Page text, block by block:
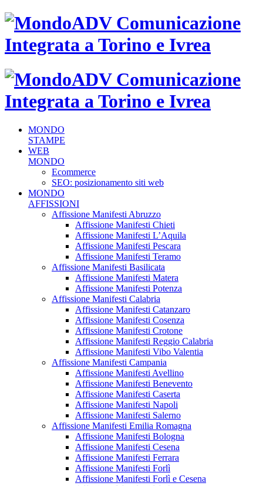
MONDO
STAMPE
WEB
MONDO
Ecommerce
SEO: posizionamento siti web
MONDO
AFFISSIONI
Affissione Manifesti Abruzzo
Affissione Manifesti Chieti
Affissione Manifesti L’Aquila
Affissione Manifesti Pescara
Affissione Manifesti Teramo
Affissione Manifesti Basilicata
Affissione Manifesti Matera
Affissione Manifesti Potenza
Affissione Manifesti Calabria
Affissione Manifesti Catanzaro
Affissione Manifesti Cosenza
Affissione Manifesti Crotone
Affissione Manifesti Reggio Calabria
Affissione Manifesti Vibo Valentia
Affissione Manifesti Campania
Affissione Manifesti Avellino
Affissione Manifesti Benevento
Affissione Manifesti Caserta
Affissione Manifesti Napoli
Affissione Manifesti Salerno
Affissione Manifesti Emilia Romagna
Affissione Manifesti Bologna
Affissione Manifesti Cesena
Affissione Manifesti Ferrara
Affissione Manifesti Forlì
Affissione Manifesti Forlì e Cesena